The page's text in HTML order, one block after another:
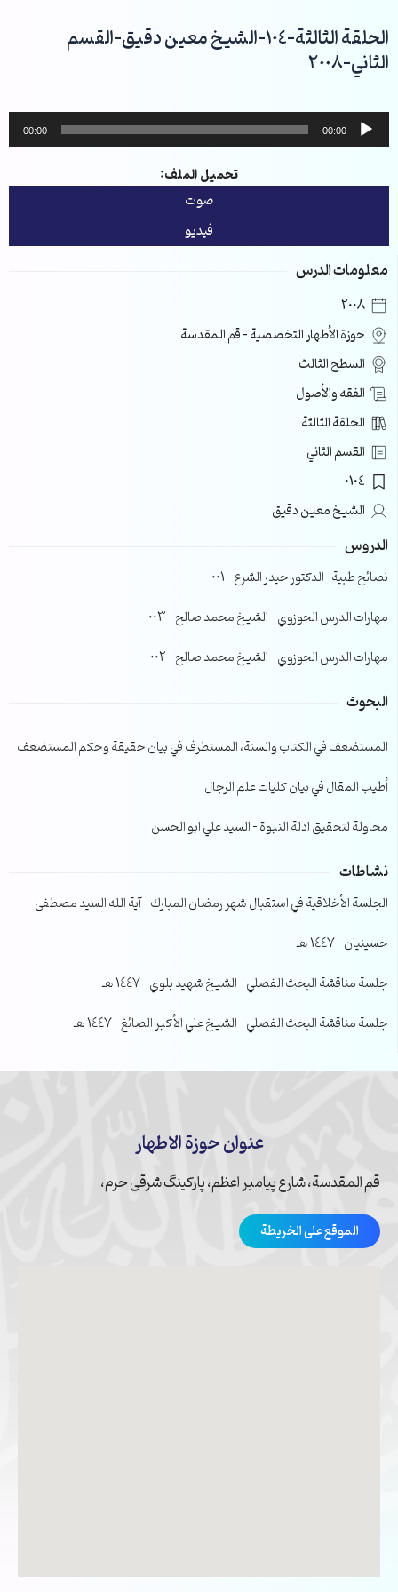
إلى
المحتوى
الحلقة الثالثة-104-الشيخ معين دقيق-القسم
الثاني-2008
مشغل
الصوت
00:00
00:00
تحميل الملف:
صوت
فيديو
معلومات الدرس
2008
حوزة الأطهار التخصصية – قم المقدسة
السطح الثالث
الفقه والأصول
الحلقة الثالثة
القسم الثاني
0104
الشيخ معين دقيق
الدروس
نصائح طبية- الدكتور حيدر الشرع – 001
مهارات الدرس الحوزوي – الشيخ محمد صالح – 003
مهارات الدرس الحوزوي – الشيخ محمد صالح – 002
البحوث
المستضعف في الكتاب والسنة، المستطرف في بيان حقيقة وحكم المستضعف
أطيب المقال في بيان كليات علم الرجال
محاولة لتحقيق ادلة النبوة – السيد علي ابو الحسن
نشاطات
الجلسة الأخلاقية في استقبال شهر رمضان المبارك – آية الله السيد مصطفى
حسينيان – 1447 هـ
جلسة مناقشة البحث الفصلي – الشيخ شهيد بلوي – 1447 هـ
جلسة مناقشة البحث الفصلي – الشيخ علي الأكبر الصائغ – 1447 هـ
عنوان حوزة الاطهار
قم المقدسة، شارع پیامبر اعظم، پارکینگ شرقی حرم،
الموقع على الخريطة